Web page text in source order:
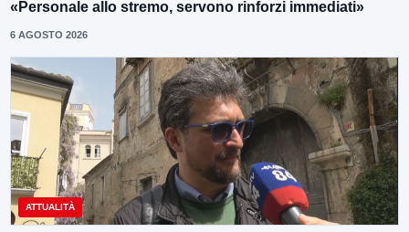
«Personale allo stremo, servono rinforzi immediati»
6 AGOSTO 2026
ATTUALITÀ